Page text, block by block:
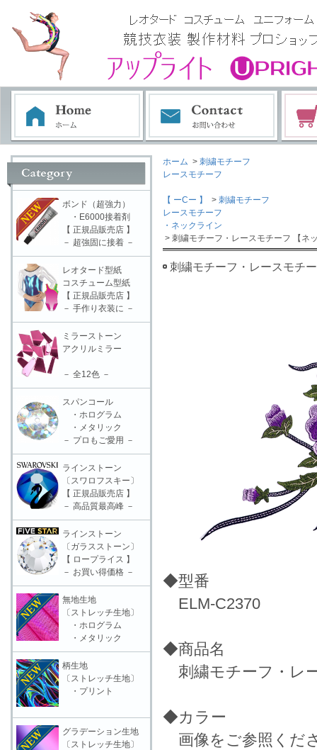
ホーム > 刺繍モチーフ
レースモチーフ
【 ーCー 】 > 刺繍モチーフ
レースモチーフ
・ネックライン
> 刺繍モチーフ・レースモチーフ 【ネ
刺繍モチーフ・レースモチ
◆型番
ELM-C2370
◆商品名
刺繍モチーフ・レ
◆カラー
画像をご参照くだ
ボンド（超強力）
・E6000接着剤
【 正規品販売店 】
－ 超強固に接着 －
レオタード型紙
コスチューム型紙
【 正規品販売店 】
－ 手作り衣装に －
ミラーストーン
アクリルミラー
－ 全12色 －
スパンコール
・ホログラム
・メタリック
－ プロもご愛用 －
ラインストーン
〔スワロフスキー〕
【 正規品販売店 】
－ 高品質最高峰 －
ラインストーン
〔ガラスストーン〕
【 ロープライス 】
－ お買い得価格 －
無地生地
〔ストレッチ生地〕
・ホログラム
・メタリック
柄生地
〔ストレッチ生地〕
・プリント
グラデーション生地
〔ストレッチ生地〕